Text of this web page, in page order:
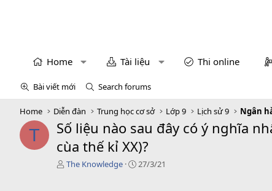
Home Tài liệu Thi online
Bài viết mới Search forums
Home Diễn đàn Trung học cơ sở Lớp 9 Lịch sử 9 Ngân
T
Số liệu nào sau đây có ý nghĩa
cùa thế kỉ XX)?
T
The Knowledge
C
27/3/21